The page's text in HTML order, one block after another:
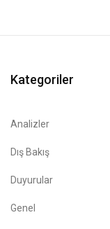
Kategoriler
Analizler
Dış Bakış
Duyurular
Genel